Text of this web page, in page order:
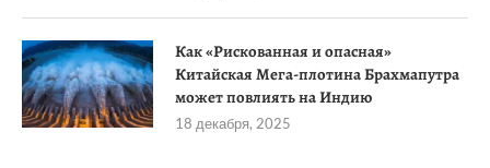
Как «Рискованная и опасная»
Китайская Мега-плотина Брахмапутра
может повлиять на Индию
18 декабря, 2025